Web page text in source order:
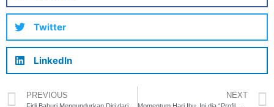
Twitter
LinkedIn
PREVIOUS NEXT